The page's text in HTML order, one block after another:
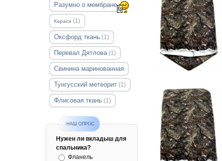
Разумно о мембране
Караси (1)
Оксфорд ткань (1)
Перевал Дятлова(1)
Свинина маринованная
Тунгусский метеорит (1)
Флисовая ткань (1)
НАШ ОПРОС
Нужен ли вкладыш для
спальника?
Фланель